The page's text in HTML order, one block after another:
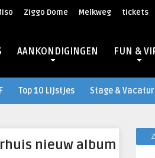
Ziggo Dome Melkweg tickets
AANKONDIGINGEN FUN &
Top 10 Lijstjes Stage &
nieuw album